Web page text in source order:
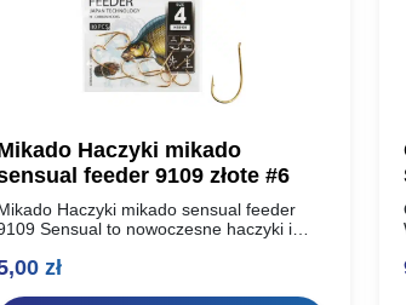
Haczyki mikado
feeder 9109 złote #6
Haczyki mikado sensual feeder
Sensual to nowoczesne haczyki i
stali węglowej. Dzięki
zł